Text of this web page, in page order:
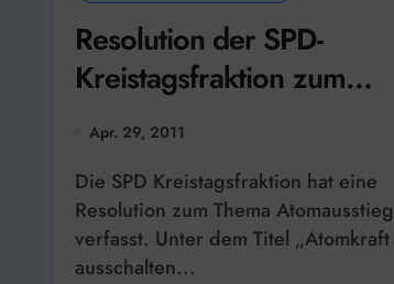
Resolution der SPD-
Kreistagsfraktion zum
Atomausstieg
Apr. 29, 2011
Die SPD Kreistagsfraktion hat eine
Resolution zum Thema Atomausstieg
verfasst. Unter dem Titel „Atomkraft
ausschalten...